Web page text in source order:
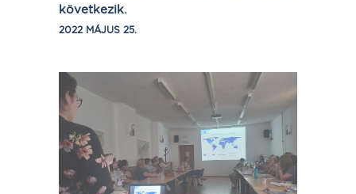
következik.
2022 MÁJUS 25.